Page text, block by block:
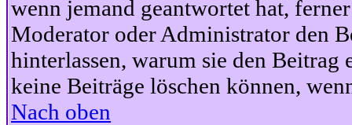
wenn jemand geantwortet hat,
Moderator oder Administrator den
hinterlassen, warum sie den Beitrag
keine Beiträge löschen können,
Nach oben